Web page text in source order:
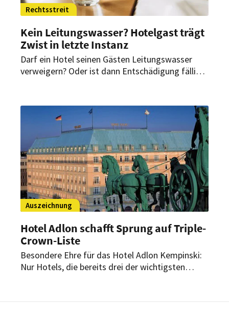
Rechtsstreit
Kein Leitungswasser? Hotelgast trägt
Zwist in letzte Instanz
Darf ein Hotel seinen Gästen Leitungswasser
verweigern? Oder ist dann Entschädigung fällig?
Auszeichnung
Hotel Adlon schafft Sprung auf Triple-
Crown-Liste
Besondere Ehre für das Hotel Adlon Kempinski:
Nur Hotels, die bereits drei der wichtigsten